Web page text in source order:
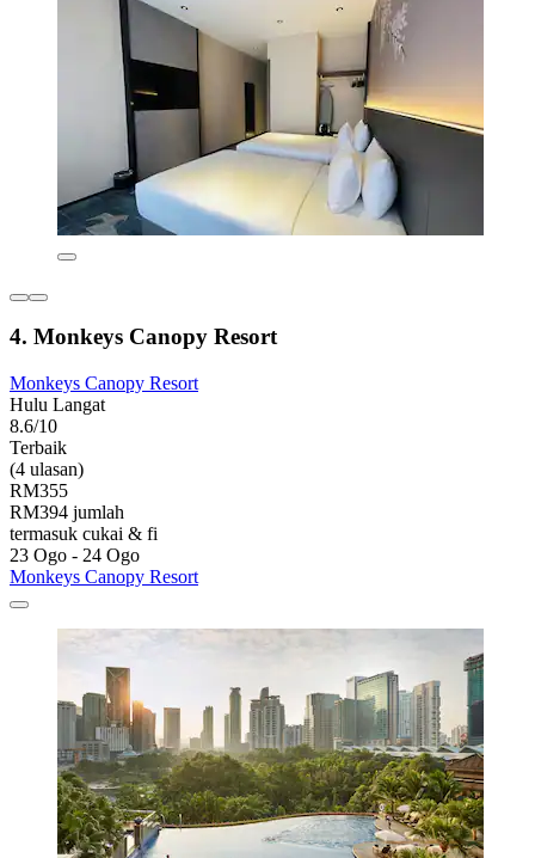
4. Monkeys Canopy Resort
Monkeys Canopy Resort
Hulu Langat
8.6/10
Terbaik
(4 ulasan)
RM355
RM394 jumlah
termasuk cukai & fi
23 Ogo - 24 Ogo
Monkeys Canopy Resort